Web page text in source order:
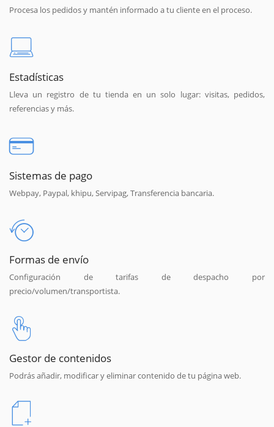
Procesa los pedidos y mantén informado a tu cliente en el proceso.
Estadísticas
Lleva un registro de tu tienda en un solo lugar: visitas, pedidos,
referencias y más.
Sistemas de pago
Webpay, Paypal, khipu, Servipag, Transferencia bancaria.
Formas de envío
Configuración de tarifas de despacho por
precio/volumen/transportista.
Gestor de contenidos
Podrás añadir, modificar y eliminar contenido de tu página web.